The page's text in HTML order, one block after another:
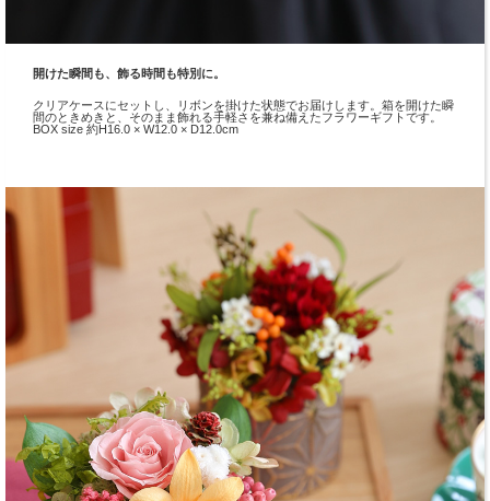
開けた瞬間も、飾る時間も特別に。
クリアケースにセットし、リボンを掛けた状態でお届けします。箱を開けた瞬
間のときめきと、そのまま飾れる手軽さを兼ね備えたフラワーギフトです。
BOX size 約H16.0 × W12.0 × D12.0cm